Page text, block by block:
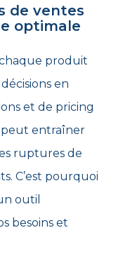
de ventes
optimale
produit
en
et de pricing
peut entraîner
ruptures de
C’est pourquoi
outil
besoins et